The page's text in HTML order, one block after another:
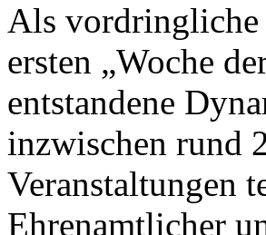
Als vordringliche
ersten „Woche
entstandene
inzwischen rund
Veranstaltungen
Ehrenamtlicher